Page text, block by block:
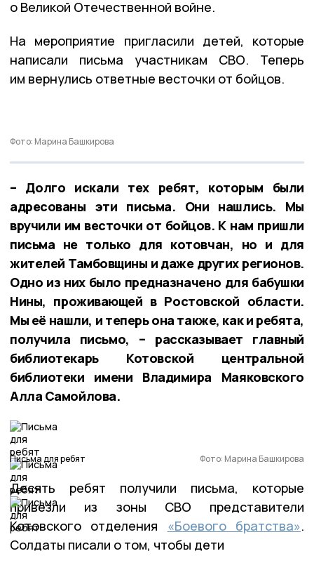
о Великой Отечественной войне.
На мероприятие пригласили детей, которые
написали письма участникам СВО. Теперь
им вернулись ответные весточки от бойцов.
Фото: Марина Башкирова
– Долго искали тех ребят, которым были
адресованы эти письма. Они нашлись. Мы
вручили им весточки от бойцов. К нам пришли
письма не только для котовчан, но и для
жителей Тамбовщины и даже других регионов.
Одно из них было предназначено для бабушки
Нины, проживающей в Ростовской области.
Мы её нашли, и теперь она также, как и ребята,
получила письмо, – рассказывает главный
библиотекарь Котовской центральной
библиотеки имени Владимира Маяковского
Алла Самойлова.
Письма для ребят Фото: Марина Башкирова
Десять ребят получили письма, которые
привезли из зоны СВО представители
Котовского отделения «Боевого братства».
Солдаты писали о том, чтобы дети